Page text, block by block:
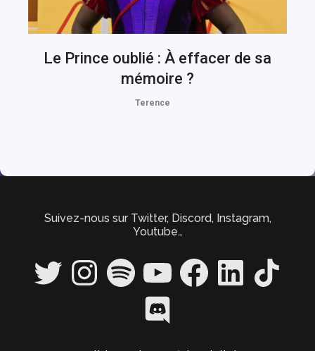
Le Prince oublié : À effacer de sa
mémoire ?
Terence
Suivez-nous sur Twitter, Discord, Instagram,
Youtube…
Twitter InstagramSpotify YouTube FacebookLinkedIn TikTok
Discord